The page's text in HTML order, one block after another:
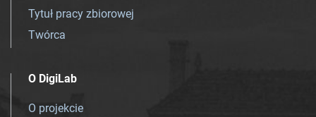
Tytuł pracy zbiorowej
Twórca
O DigiLab
O projekcie